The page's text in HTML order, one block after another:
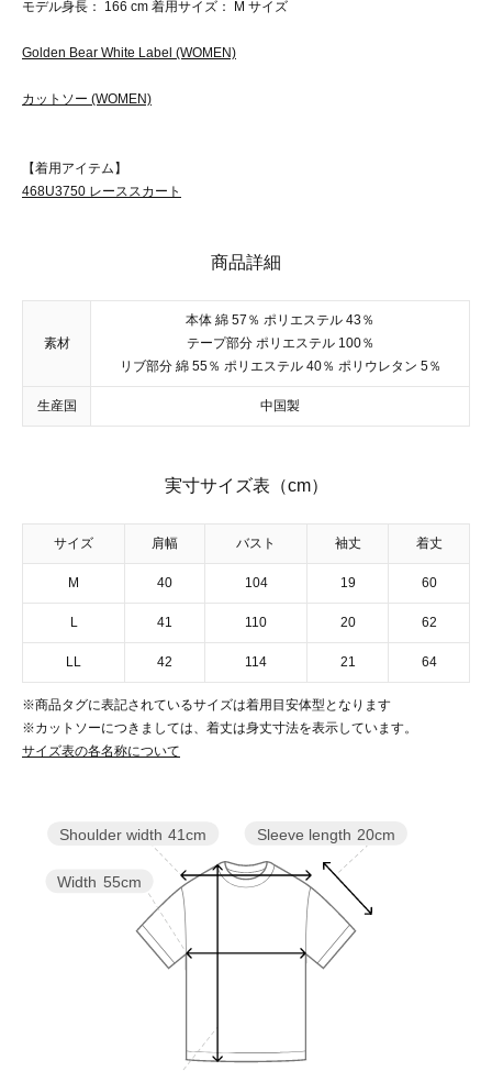
モデル身長： 166 cm 着用サイズ： M サイズ
Golden Bear White Label (WOMEN)
カットソー (WOMEN)
【着用アイテム】
468U3750 レーススカート
商品詳細
素材
本体 綿 57％ ポリエステル 43％
テープ部分 ポリエステル 100％
リブ部分 綿 55％ ポリエステル 40％ ポリウレタン 5％
生産国 中国製
実寸サイズ表（cm）
サイズ 肩幅 バスト 袖丈 着丈
M 40 104 19 60
L 41 110 20 62
LL 42 114 21 64
※商品タグに表記されているサイズは着用目安体型となります
※カットソーにつきましては、着丈は身丈寸法を表示しています。
サイズ表の各名称について
Sleeve length 20cm
Width 55cm
Shoulder width 41cm